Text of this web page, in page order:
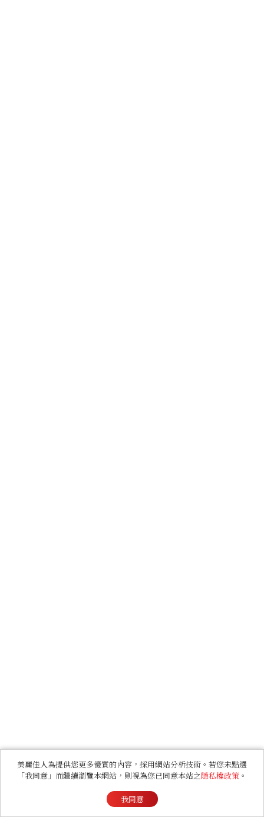
美麗佳人為提供您更多優質的內容，採用網站分析技術。若您未點選
「我同意」而繼續瀏覽本網站，則視為您已同意本站之隱私權政策 。
我同意